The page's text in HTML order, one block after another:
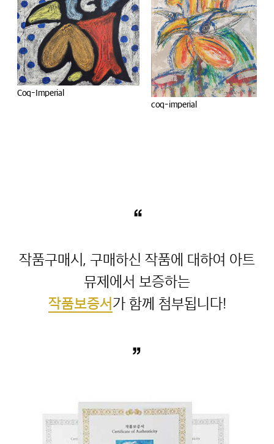
Coq-Imperial
“
작품구매시, 구매하신 작품에 대하여 아트
작품보증서
”